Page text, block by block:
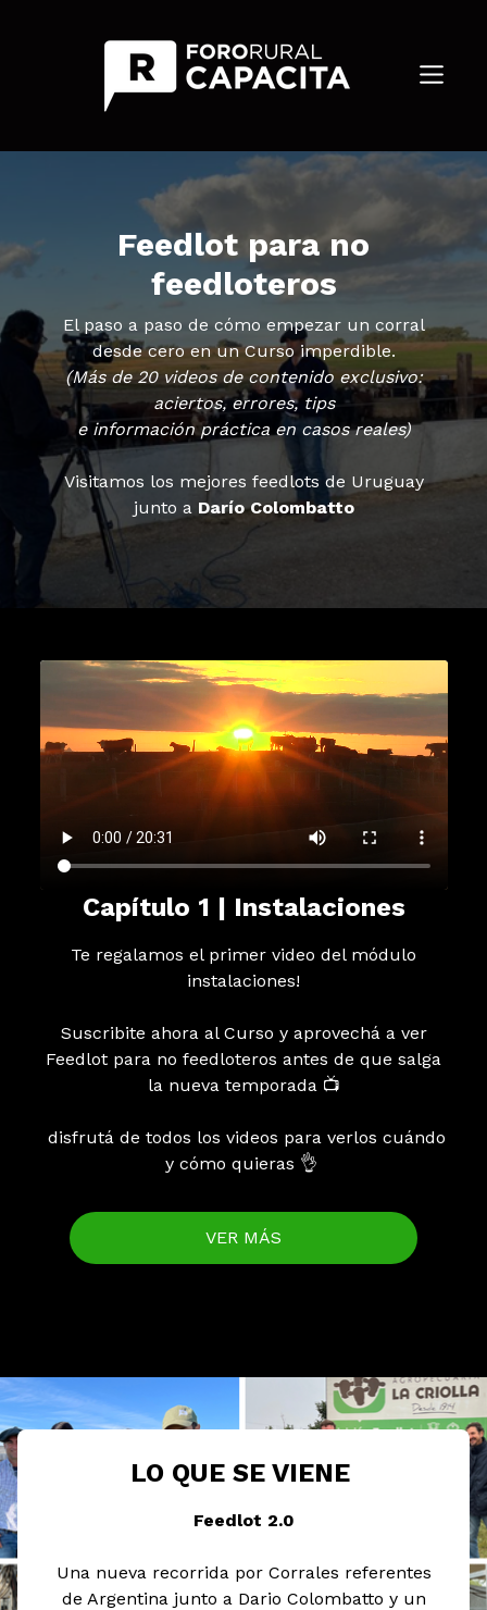
Feedlot para no
feedloteros
El paso a paso de cómo empezar un corral
desde cero en un Curso imperdible.
(Más de 20 videos de contenido exclusivo:
aciertos, errores, tips
e información práctica en casos reales)
Visitamos los mejores feedlots de Uruguay
junto a Darío Colombatto
Capítulo 1 | Instalaciones
Te regalamos el primer video del módulo
instalaciones!
Suscribite ahora al Curso y aprovechá a ver
Feedlot para no feedloteros antes de que salga
la nueva temporada 📺
disfrutá de todos los videos para verlos cuándo
y cómo quieras 👌
VER MÁS
LO QUE SE VIENE
Feedlot 2.0
Una nueva recorrida por Corrales referentes
de Argentina junto a Dario Colombatto y un